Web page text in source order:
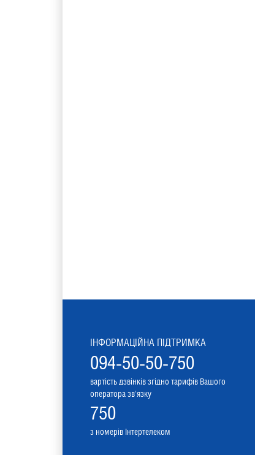
ІНФОРМАЦІЙНА ПІДТРИМКА
094-50-50-750
вартість дзвінків згідно тарифів Вашого
оператора зв'язку
750
з номерів Інтертелеком